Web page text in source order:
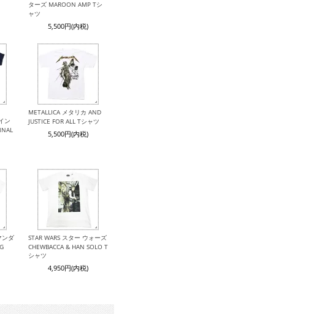
ターズ MAROON AMP Tシ
ャツ
5,500円(内税)
ン
METALLICA メタリカ AND
JUSTICE FOR ALL Tシャツ
5,500円(内税)
ンダ
STAR WARS スター ウォーズ
CHEWBACCA & HAN SOLO T
シャツ
4,950円(内税)